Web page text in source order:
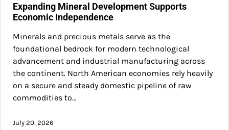
Expanding Mineral Development Supports
Economic Independence
Minerals and precious metals serve as the
foundational bedrock for modern technological
advancement and industrial manufacturing across
the continent. North American economies rely heavily
on a secure and steady domestic pipeline of raw
commodities to…
July 20, 2026